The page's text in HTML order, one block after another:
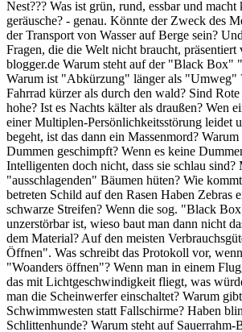
Nest??? Was ist grün, rund, essbar und macht
geräusche? - genau. Könnte der Zweck des
der Transport von Wasser auf Berge sein?
Fragen, die die Welt nicht braucht,
blogger.de Warum steht auf der "Black Box"
Warum ist "Abkürzung" länger als "Umweg"
Fahrrad kürzer als durch den wald? Sind
hohe? Ist es Nachts kälter als draußen? Wen
einer Multiplen-Persönlichkeitsstörung leidet
begeht, ist das dann ein Massenmord?
Dummen geschimpft? Wenn es keine
Intelligenten doch nicht, dass sie schlau
"ausschlagenden" Bäumen hüten? Wie
betreten Schild auf den Rasen Haben Zebras
schwarze Streifen? Wenn die sog. "Black
unzerstörbar ist, wieso baut man dann nicht
dem Material? Auf den meisten
Öffnen". Was schreibt das Protokoll vor,
"Woanders öffnen"? Wenn man in einem
das mit Lichtgeschwindigkeit fliegt, was
man die Scheinwerfer einschaltet? Warum
Schwimmwesten statt Fallschirme? Haben
Schlittenhunde? Warum steht auf Sauerrahm-